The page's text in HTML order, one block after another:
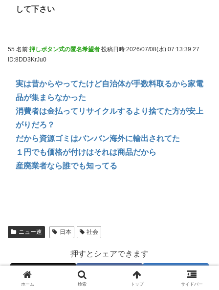
して下さい
55 名前:押しボタン式の匿名希望者 投稿日時:2026/07/08(水) 07:13:39.27
ID:8DD3KrJu0
実は昔からやってたけど自治体が手数料取るから家電
品が集まらなかった
消費者は金払ってリサイクルするより捨てた方が安上
がりだろ？
だから資源ゴミはバンバン海外に輸出されてた
１円でも価格が付けはそれは商品だから
産廃業者なら誰でも知ってる
ニュー速 日本 社会
押すとシェアできます
はてブ
ホーム 検索 トップ サイドバー